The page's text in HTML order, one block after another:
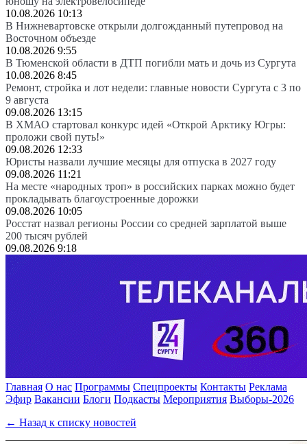
10.08.2026 10:13
В Нижневартовске открыли долгожданный путепровод на
Восточном объезде
10.08.2026 9:55
В Тюменской области в ДТП погибли мать и дочь из Сургута
10.08.2026 8:45
Ремонт, стройка и лот недели: главные новости Сургута с 3 по
9 августа
09.08.2026 13:15
В ХМАО стартовал конкурс идей «Открой Арктику Югры:
проложи свой путь!»
09.08.2026 12:33
Юристы назвали лучшие месяцы для отпуска в 2027 году
09.08.2026 11:21
На месте «народных троп» в российских парках можно будет
прокладывать благоустроенные дорожки
09.08.2026 10:05
Росстат назвал регионы России со средней зарплатой выше
200 тысяч рублей
09.08.2026 9:18
Главная О нас Программы Спецпроекты Контакты Реклама
Эфир Вакансии Блоги Подкасты Мероприятия Выборы-2026
← Назад к списку новостей